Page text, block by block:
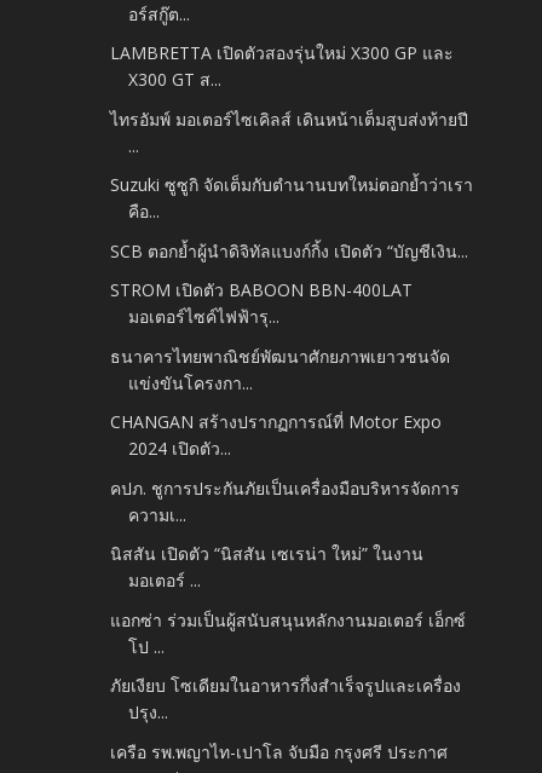
อร์สกู๊ต...
LAMBRETTA เปิดตัวสองรุ่นใหม่ X300 GP และ
X300 GT ส...
ไทรอัมพ์ มอเตอร์ไซเคิลส์ เดินหน้าเต็มสูบส่งท้ายปี
...
Suzuki ซูซูกิ จัดเต็มกับตำนานบทใหม่ตอกย้ำว่าเรา
คือ...
SCB ตอกย้ำผู้นำดิจิทัลแบงก์กิ้ง เปิดตัว “บัญชีเงิน...
STROM เปิดตัว BABOON BBN-400LAT
มอเตอร์ไซค์ไฟฟ้ารุ...
ธนาคารไทยพาณิชย์พัฒนาศักยภาพเยาวชนจัด
แข่งขันโครงกา...
CHANGAN สร้างปรากฏการณ์ที่ Motor Expo
2024 เปิดตัว...
คปภ. ชูการประกันภัยเป็นเครื่องมือบริหารจัดการ
ความเ...
นิสสัน เปิดตัว “นิสสัน เซเรน่า ใหม่” ในงาน
มอเตอร์ ...
แอกซ่า ร่วมเป็นผู้สนับสนุนหลักงานมอเตอร์ เอ็กซ์
โป ...
ภัยเงียบ โซเดียมในอาหารกึ่งสำเร็จรูปและเครื่อง
ปรุง...
เครือ รพ.พญาไท-เปาโล จับมือ กรุงศรี ประกาศ